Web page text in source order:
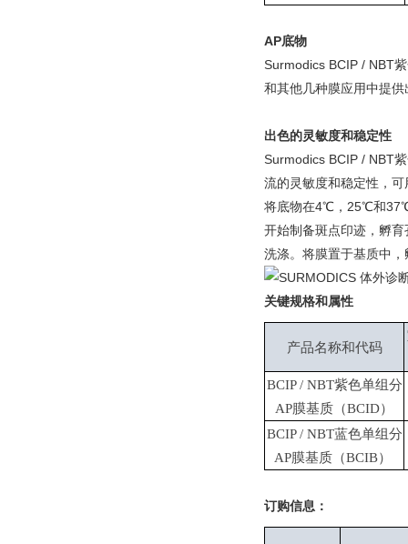
AP底物
Surmodics BCIP / NBT
和其他几种膜应用中提
出色的灵敏度和稳定性
Surmodics BCIP / NBT
流的灵敏度和稳定性，
将底物在4℃，25℃和37℃
开始制备斑点印迹，孵育
洗涤。将膜置于基质中
关键规格和属性
产品名称和代码
BCIP / NBT紫色单组分
AP膜基质（BCID）
BCIP / NBT蓝色单组分
AP膜基质（BCIB）
订购信息：